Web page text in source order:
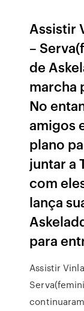
Assistir
–
de
marcha
No
amigos
plano
juntar a
com
lança
para
Assistir